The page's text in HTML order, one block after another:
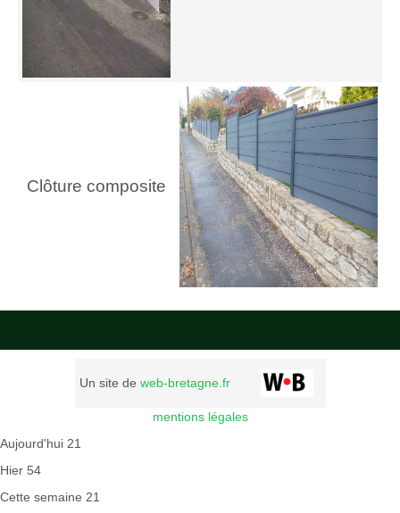
Clôture composite
Un site de web-bretagne.fr
mentions légales
Aujourd'hui 21
Hier 54
Cette semaine 21